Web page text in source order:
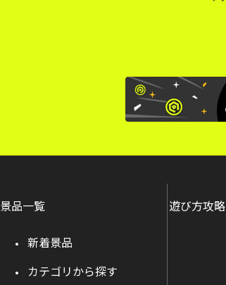
景品一覧
新着景品
カテゴリから探す
遊び方攻略